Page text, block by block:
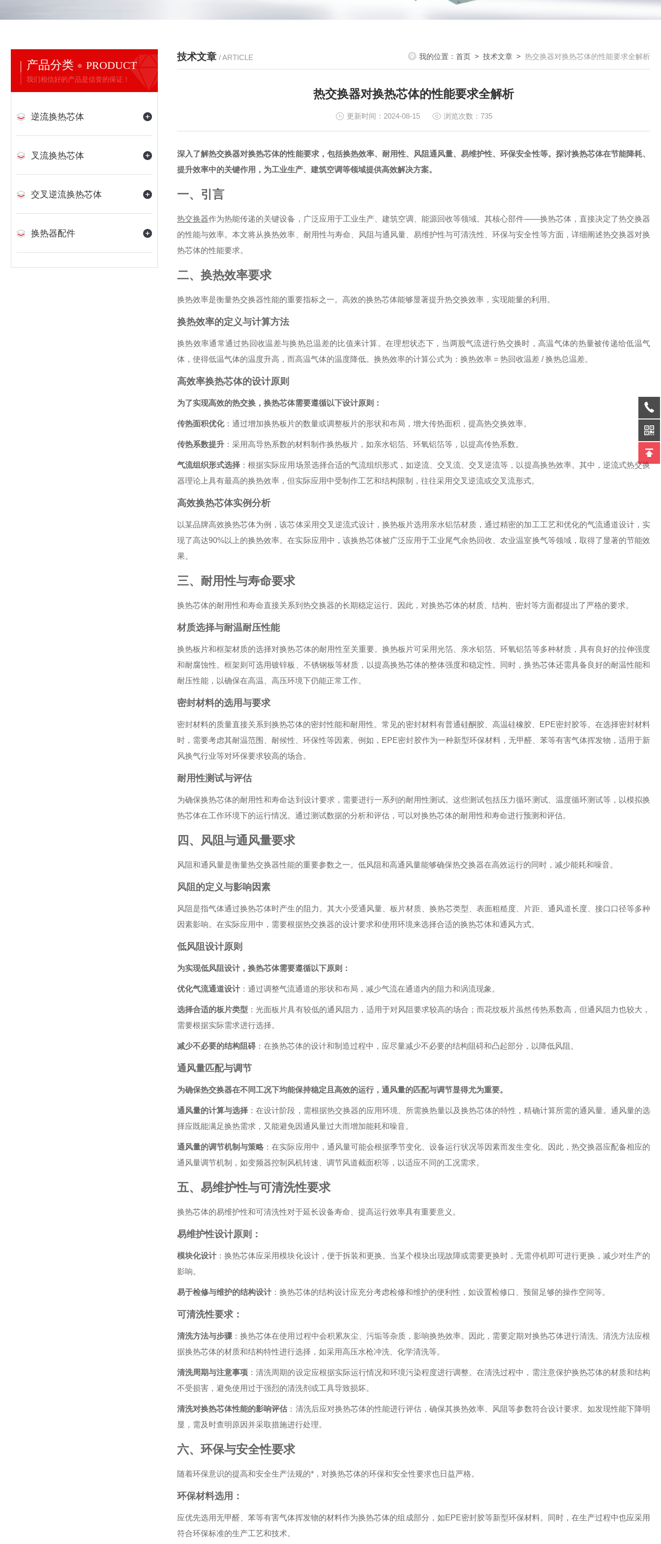
产品分类 PRODUCT
我们相信好的产品是信誉的保证！
逆流换热芯体
叉流换热芯体
交叉逆流换热芯体
换热器配件
技术文章 / ARTICLE 我的位置： 首页 > 技术文章 > 热交换器对换热芯体的性能要求全解析
热交换器对换热芯体的性能要求全解析
更新时间：2024-08-15 浏览次数：735
深入了解热交换器对换热芯体的性能要求，包括换热效率、耐用性、风阻通风量、易维护性、环保安全性等。探讨换热芯体在节能降耗、
提升效率中的关键作用，为工业生产、建筑空调等领域提供高效解决方案。
一、引言
热交换器作为热能传递的关键设备，广泛应用于工业生产、建筑空调、能源回收等领域。其核心部件——换热芯体，直接决定了热交换器
的性能与效率。本文将从换热效率、耐用性与寿命、风阻与通风量、易维护性与可清洗性、环保与安全性等方面，详细阐述热交换器对换
热芯体的性能要求。
二、换热效率要求
换热效率是衡量热交换器性能的重要指标之一。高效的换热芯体能够显著提升热交换效率，实现能量的利用。
换热效率的定义与计算方法
换热效率通常通过热回收温差与换热总温差的比值来计算。在理想状态下，当两股气流进行热交换时，高温气体的热量被传递给低温气
体，使得低温气体的温度升高，而高温气体的温度降低。换热效率的计算公式为：换热效率 = 热回收温差 / 换热总温差。
高效率换热芯体的设计原则
为了实现高效的热交换，换热芯体需要遵循以下设计原则：
传热面积优化：通过增加换热板片的数量或调整板片的形状和布局，增大传热面积，提高热交换效率。
传热系数提升 ：采用高导热系数的材料制作换热板片，如亲水铝箔、环氧铝箔等，以提高传热系数。
气流组织形式选择 ：根据实际应用场景选择合适的气流组织形式，如逆流、交叉流、交叉逆流等，以提高换热效率。其中，逆流式热交换
器理论上具有最高的换热效率，但实际应用中受制作工艺和结构限制，往往采用交叉逆流或交叉流形式。
高效换热芯体实例分析
以某品牌高效换热芯体为例，该芯体采用交叉逆流式设计，换热板片选用亲水铝箔材质，通过精密的加工工艺和优化的气流通道设计，实
现了高达90%以上的换热效率。在实际应用中，该换热芯体被广泛应用于工业尾气余热回收、农业温室换气等领域，取得了显著的节能效
果。
三、耐用性与寿命要求
换热芯体的耐用性和寿命直接关系到热交换器的长期稳定运行。因此，对换热芯体的材质、结构、密封等方面都提出了严格的要求。
材质选择与耐温耐压性能
换热板片和框架材质的选择对换热芯体的耐用性至关重要。换热板片可采用光箔、亲水铝箔、环氧铝箔等多种材质，具有良好的拉伸强度
和耐腐蚀性。框架则可选用镀锌板、不锈钢板等材质，以提高换热芯体的整体强度和稳定性。同时，换热芯体还需具备良好的耐温性能和
耐压性能，以确保在高温、高压环境下仍能正常工作。
密封材料的选用与要求
密封材料的质量直接关系到换热芯体的密封性能和耐用性。常见的密封材料有普通硅酮胶、高温硅橡胶、EPE密封胶等。在选择密封材料
时，需要考虑其耐温范围、耐候性、环保性等因素。例如，EPE密封胶作为一种新型环保材料，无甲醛、苯等有害气体挥发物，适用于新
风换气行业等对环保要求较高的场合。
耐用性测试与评估
为确保换热芯体的耐用性和寿命达到设计要求，需要进行一系列的耐用性测试。这些测试包括压力循环测试、温度循环测试等，以模拟换
热芯体在工作环境下的运行情况。通过测试数据的分析和评估，可以对换热芯体的耐用性和寿命进行预测和评估。
四、风阻与通风量要求
风阻和通风量是衡量热交换器性能的重要参数之一。低风阻和高通风量能够确保热交换器在高效运行的同时，减少能耗和噪音。
风阻的定义与影响因素
风阻是指气体通过换热芯体时产生的阻力。其大小受通风量、板片材质、换热芯类型、表面粗糙度、片距、通风道长度、接口口径等多种
因素影响。在实际应用中，需要根据热交换器的设计要求和使用环境来选择合适的换热芯体和通风方式。
低风阻设计原则
为实现低风阻设计，换热芯体需要遵循以下原则：
优化气流通道设计 ：通过调整气流通道的形状和布局，减少气流在通道内的阻力和涡流现象。
选择合适的板片类型 ：光面板片具有较低的通风阻力，适用于对风阻要求较高的场合；而花纹板片虽然传热系数高，但通风阻力也较大，
需要根据实际需求进行选择。
减少不必要的结构阻碍 ：在换热芯体的设计和制造过程中，应尽量减少不必要的结构阻碍和凸起部分，以降低风阻。
通风量匹配与调节
为确保热交换器在不同工况下均能保持稳定且高效的运行，通风量的匹配与调节显得尤为重要。
通风量的计算与选择 ：在设计阶段，需根据热交换器的应用环境、所需换热量以及换热芯体的特性，精确计算所需的通风量。通风量的选
择应既能满足换热需求，又能避免因通风量过大而增加能耗和噪音。
通风量的调节机制与策略 ：在实际应用中，通风量可能会根据季节变化、设备运行状况等因素而发生变化。因此，热交换器应配备相应的
通风量调节机制，如变频器控制风机转速、调节风道截面积等，以适应不同的工况需求。
五、易维护性与可清洗性要求
换热芯体的易维护性和可清洗性对于延长设备寿命、提高运行效率具有重要意义。
易维护性设计原则：
模块化设计 ：换热芯体应采用模块化设计，便于拆装和更换。当某个模块出现故障或需要更换时，无需停机即可进行更换，减少对生产的
影响。
易于检修与维护的结构设计 ：换热芯体的结构设计应充分考虑检修和维护的便利性，如设置检修口、预留足够的操作空间等。
可清洗性要求：
清洗方法与步骤 ：换热芯体在使用过程中会积累灰尘、污垢等杂质，影响换热效率。因此，需要定期对换热芯体进行清洗。清洗方法应根
据换热芯体的材质和结构特性进行选择，如采用高压水枪冲洗、化学清洗等。
清洗周期与注意事项 ：清洗周期的设定应根据实际运行情况和环境污染程度进行调整。在清洗过程中，需注意保护换热芯体的材质和结构
不受损害，避免使用过于强烈的清洗剂或工具导致损坏。
清洗对换热芯体性能的影响评估 ：清洗后应对换热芯体的性能进行评估，确保其换热效率、风阻等参数符合设计要求。如发现性能下降明
显，需及时查明原因并采取措施进行处理。
六、环保与安全性要求
随着环保意识的提高和安全生产法规的*，对换热芯体的环保和安全性要求也日益严格。
环保材料选用：
应优先选用无甲醛、苯等有害气体挥发物的材料作为换热芯体的组成部分，如EPE密封胶等新型环保材料。同时，在生产过程中也应采用
符合环保标准的生产工艺和技术。